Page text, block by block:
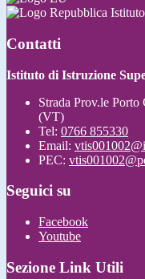
Contatti
Istituto di Istruzione
Strada Prov.le
(VT)
Tel: 0766 855330
Email:
PEC:
Seguici su
Facebook
Youtube
Sezione Link Utili